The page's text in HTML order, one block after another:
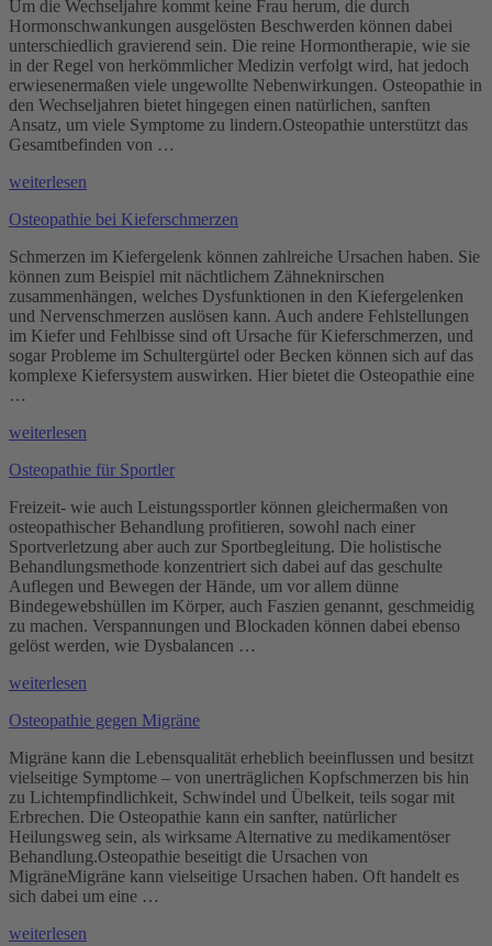
Um die Wechseljahre kommt keine Frau herum, die durch
Hormonschwankungen ausgelösten Beschwerden können dabei
unterschiedlich gravierend sein. Die reine Hormontherapie, wie sie
in der Regel von herkömmlicher Medizin verfolgt wird, hat jedoch
erwiesenermaßen viele ungewollte Nebenwirkungen. Osteopathie in
den Wechseljahren bietet hingegen einen natürlichen, sanften
Ansatz, um viele Symptome zu lindern.Osteopathie unterstützt das
Gesamtbefinden von …
„Osteopathie
den
weiterlesen
Osteopathie bei Kieferschmerzen
Schmerzen im Kiefergelenk können zahlreiche Ursachen haben. Sie
können zum Beispiel mit nächtlichem Zähneknirschen
zusammenhängen, welches Dysfunktionen in den Kiefergelenken
und Nervenschmerzen auslösen kann. Auch andere Fehlstellungen
im Kiefer und Fehlbisse sind oft Ursache für Kieferschmerzen, und
sogar Probleme im Schultergürtel oder Becken können sich auf das
komplexe Kiefersystem auswirken. Hier bietet die Osteopathie eine
…
„Osteopathie
Kieferschmerzen“
weiterlesen
Osteopathie für Sportler
Freizeit- wie auch Leistungssportler können gleichermaßen von
osteopathischer Behandlung profitieren, sowohl nach einer
Sportverletzung aber auch zur Sportbegleitung. Die holistische
Behandlungsmethode konzentriert sich dabei auf das geschulte
Auflegen und Bewegen der Hände, um vor allem dünne
Bindegewebshüllen im Körper, auch Faszien genannt, geschmeidig
zu machen. Verspannungen und Blockaden können dabei ebenso
gelöst werden, wie Dysbalancen …
„Osteopathie
Sportler“
weiterlesen
Osteopathie gegen Migräne
Migräne kann die Lebensqualität erheblich beeinflussen und besitzt
vielseitige Symptome – von unerträglichen Kopfschmerzen bis hin
zu Lichtempfindlichkeit, Schwindel und Übelkeit, teils sogar mit
Erbrechen. Die Osteopathie kann ein sanfter, natürlicher
Heilungsweg sein, als wirksame Alternative zu medikamentöser
Behandlung.Osteopathie beseitigt die Ursachen von
MigräneMigräne kann vielseitige Ursachen haben. Oft handelt es
sich dabei um eine …
„Osteopathie
weiterlesen